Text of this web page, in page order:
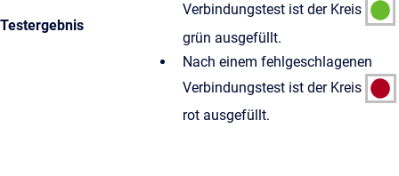
Testergebnis
Verbindungstest ist der Kreis
grün ausgefüllt.
Nach einem fehlgeschlagenen
Verbindungstest ist der Kreis
rot ausgefüllt.